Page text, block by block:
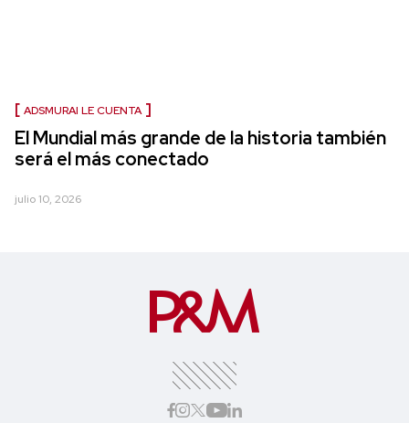
ADSMURAI LE CUENTA
El Mundial más grande de la historia también
será el más conectado
julio 10, 2026